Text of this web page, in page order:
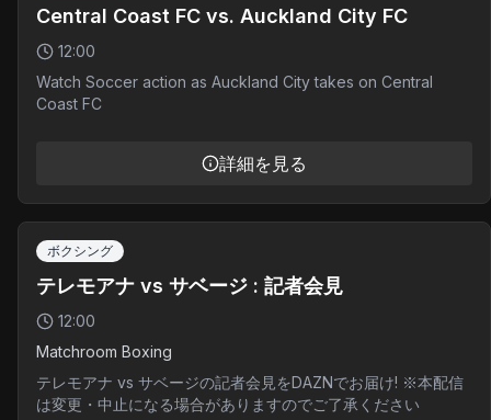
Central Coast FC vs. Auckland City FC
12:00
Watch Soccer action as Auckland City takes on Central
Coast FC
詳細を見る
ボクシング
テレモアナ vs サベージ : 記者会見
12:00
Matchroom Boxing
テレモアナ vs サベージの記者会見をDAZNでお届け! ※本配信
は変更・中止になる場合がありますのでご了承ください